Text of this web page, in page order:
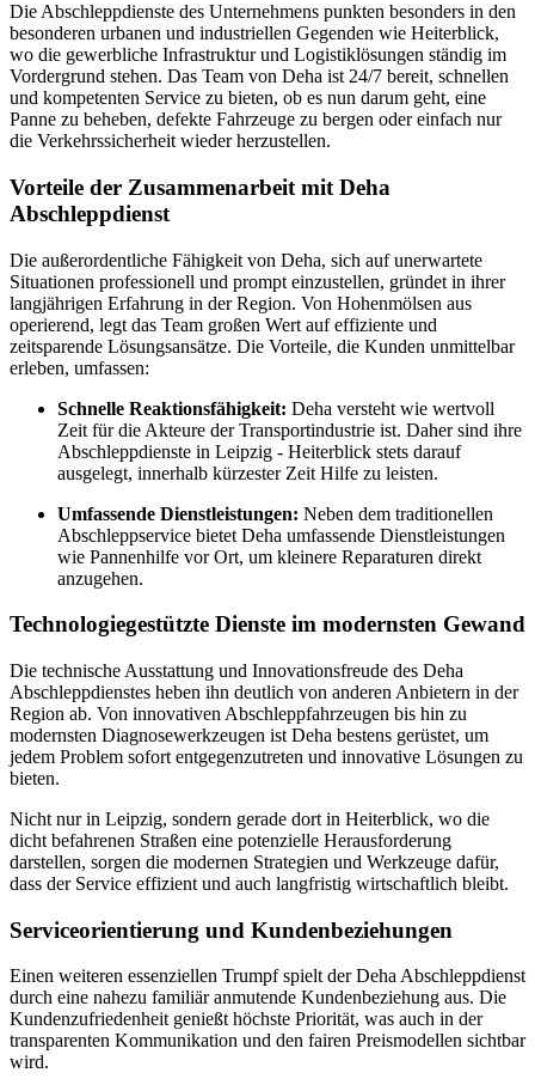
Die Abschleppdienste des Unternehmens punkten besonders in den
besonderen urbanen und industriellen Gegenden wie Heiterblick,
wo die gewerbliche Infrastruktur und Logistiklösungen ständig im
Vordergrund stehen. Das Team von Deha ist 24/7 bereit, schnellen
und kompetenten Service zu bieten, ob es nun darum geht, eine
Panne zu beheben, defekte Fahrzeuge zu bergen oder einfach nur
die Verkehrssicherheit wieder herzustellen.
Vorteile der Zusammenarbeit mit Deha
Abschleppdienst
Die außerordentliche Fähigkeit von Deha, sich auf unerwartete
Situationen professionell und prompt einzustellen, gründet in ihrer
langjährigen Erfahrung in der Region. Von Hohenmölsen aus
operierend, legt das Team großen Wert auf effiziente und
zeitsparende Lösungsansätze. Die Vorteile, die Kunden unmittelbar
erleben, umfassen:
Schnelle Reaktionsfähigkeit: Deha versteht wie wertvoll
Zeit für die Akteure der Transportindustrie ist. Daher sind ihre
Abschleppdienste in Leipzig - Heiterblick stets darauf
ausgelegt, innerhalb kürzester Zeit Hilfe zu leisten.
Umfassende Dienstleistungen: Neben dem traditionellen
Abschleppservice bietet Deha umfassende Dienstleistungen
wie Pannenhilfe vor Ort, um kleinere Reparaturen direkt
anzugehen.
Technologiegestützte Dienste im modernsten Gewand
Die technische Ausstattung und Innovationsfreude des Deha
Abschleppdienstes heben ihn deutlich von anderen Anbietern in der
Region ab. Von innovativen Abschleppfahrzeugen bis hin zu
modernsten Diagnosewerkzeugen ist Deha bestens gerüstet, um
jedem Problem sofort entgegenzutreten und innovative Lösungen zu
bieten.
Nicht nur in Leipzig, sondern gerade dort in Heiterblick, wo die
dicht befahrenen Straßen eine potenzielle Herausforderung
darstellen, sorgen die modernen Strategien und Werkzeuge dafür,
dass der Service effizient und auch langfristig wirtschaftlich bleibt.
Serviceorientierung und Kundenbeziehungen
Einen weiteren essenziellen Trumpf spielt der Deha Abschleppdienst
durch eine nahezu familiär anmutende Kundenbeziehung aus. Die
Kundenzufriedenheit genießt höchste Priorität, was auch in der
transparenten Kommunikation und den fairen Preismodellen sichtbar
wird.